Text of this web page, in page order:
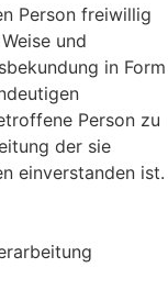
Person freiwillig
und
in Form
Person zu
der sie
einverstanden ist.